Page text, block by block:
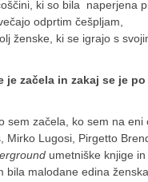
ki so bila naperjena
odprtim češpljam,
ženske, ki se igrajo s
začela in zakaj se je po
sem začela, ko sem na eni
Mirko Lugosi, Pirgetto
umetniške knjige in
bila malodane edina